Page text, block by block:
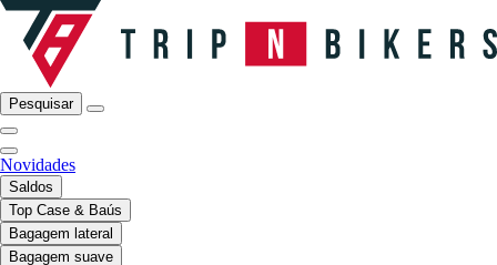
Pesquisar
Novidades
Saldos
Top Case & Baús
Bagagem lateral
Bagagem suave